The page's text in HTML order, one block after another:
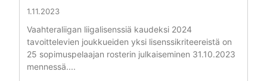
1.11.2023
Vaahteraliigan liigalisenssiä kaudeksi 2024
tavoittelevien joukkueiden yksi lisenssikriteereistä on
25 sopimuspelaajan rosterin julkaiseminen 31.10.2023
mennessä....